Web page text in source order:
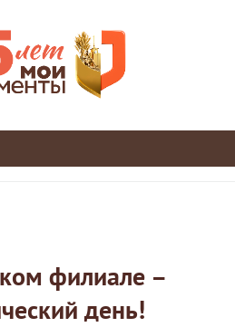
филиале –
день!